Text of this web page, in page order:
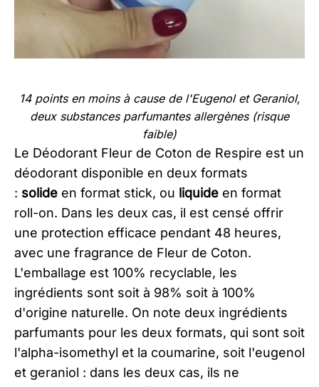
14 points en moins à cause de l'Eugenol et Geraniol,
deux substances parfumantes allergènes (risque
faible)
Le Déodorant Fleur de Coton de Respire est un
déodorant disponible en deux formats
: solide en format stick, ou liquide en format
roll-on. Dans les deux cas, il est censé offrir
une protection efficace pendant 48 heures,
avec une fragrance de Fleur de Coton.
L'emballage est 100% recyclable, les
ingrédients sont soit à 98% soit à 100%
d'origine naturelle. On note deux ingrédients
parfumants pour les deux formats, qui sont soit
l'alpha-isomethyl et la coumarine, soit l'eugenol
et geraniol : dans les deux cas, ils ne